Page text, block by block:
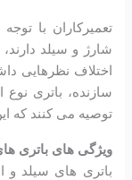
تعمیرکاران با
شارژ و سیلد
اختلاف نظرهایی
سازنده، باتری
توصیه می کنند که
ویژگی های باتری
باتری های سیلد و